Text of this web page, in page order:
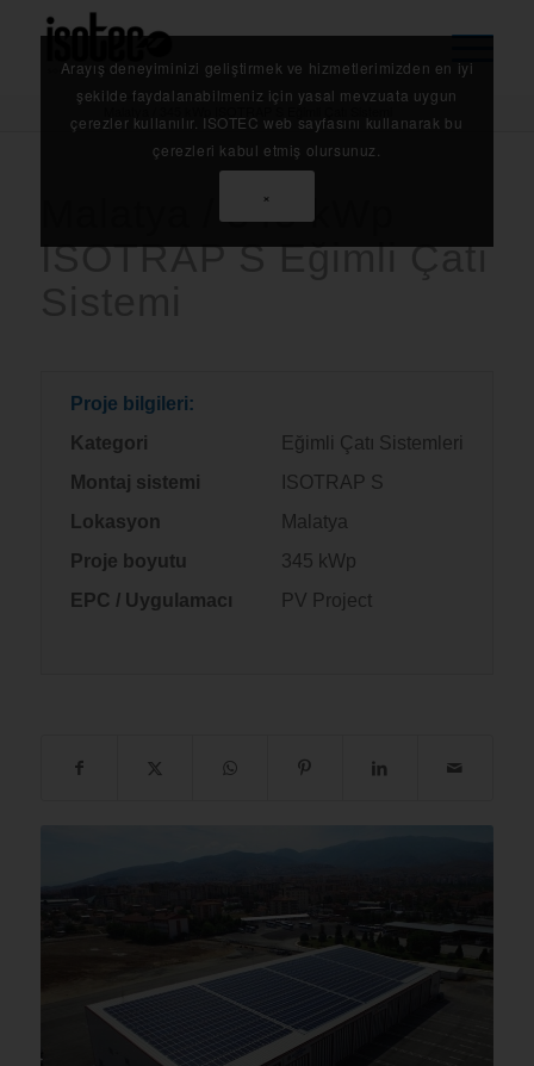
Anasayfa / Referanslarımız /
Malatya / 345 kWp ISOTRAP S Eğimli Çatı Sistemi
Malatya / 345 kWp
ISOTRAP S Eğimli Çatı
Proje bilgileri:
Kategori
Eğimli Çatı Sistemleri
Montaj sistemi
ISOTRAP S
Lokasyon
Malatya
Proje boyutu
345 kWp
EPC / Uygulamacı
PV Project
Arayış deneyiminizi geliştirmek ve hizmetlerimizden en iyi
şekilde faydalanabilmeniz için yasal mevzuata uygun
çerezler kullanılır. ISOTEC web sayfasını kullanarak bu
çerezleri kabul etmiş olursunuz.
×